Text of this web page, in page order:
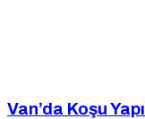
Van’da Koşu